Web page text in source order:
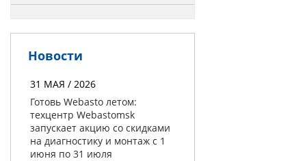
Новости
31 МАЯ / 2026
Готовь Webasto летом:
техцентр Webastomsk
запускает акцию со скидками
на диагностику и монтаж с 1
июня по 31 июля